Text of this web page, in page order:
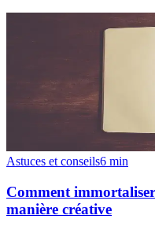
Astuces et conseils6 min
Comment
manière créative